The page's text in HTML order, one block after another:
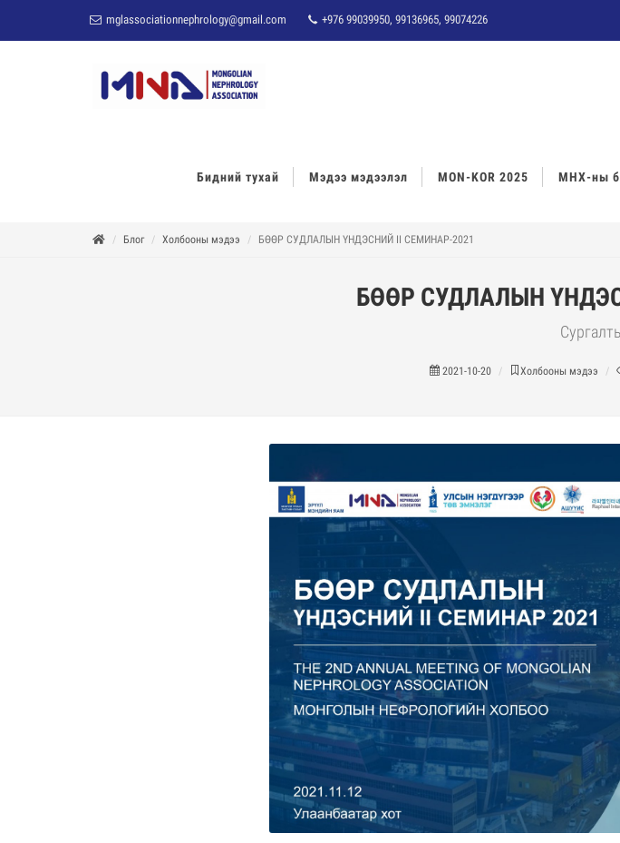
mglassociationnephrology@gmail.com +976 99039950, 99136965, 99074226
Бидний тухай Мэдээ мэдээлэл MON-KOR 2025 МНХ-ны
Блог Холбооны мэдээ БӨӨР СУДЛАЛЫН ҮНДЭСНИЙ II СЕМИНАР-2021
БӨӨР СУДЛАЛЫН
2021-10-20 Холбооны мэдээ